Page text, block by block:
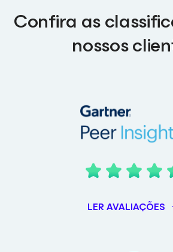
Confira as
nossos
LER AVALIAÇÕES